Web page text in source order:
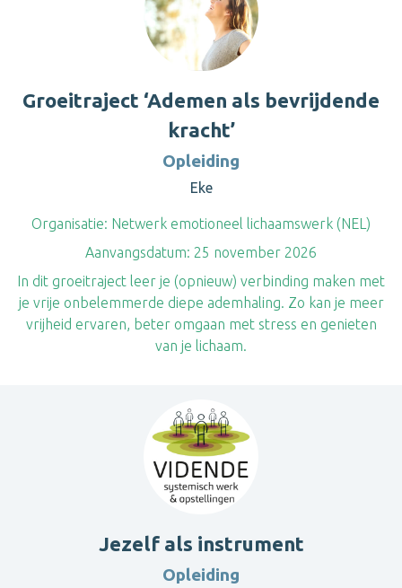
Groeitraject ‘Ademen als bevrijdende
kracht’
Opleiding
Eke
Organisatie: Netwerk emotioneel lichaamswerk (NEL)
Aanvangsdatum: 25 november 2026
In dit groeitraject leer je (opnieuw) verbinding maken met
je vrije onbelemmerde diepe ademhaling. Zo kan je meer
vrijheid ervaren, beter omgaan met stress en genieten
van je lichaam.
Jezelf als instrument
Opleiding